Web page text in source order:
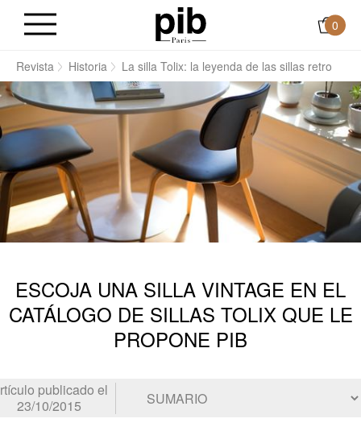
0
Revista Historia La silla Tolix: la leyenda de las sillas retro
ESCOJA UNA SILLA VINTAGE EN EL
CATÁLOGO DE SILLAS TOLIX QUE LE
PROPONE PIB
publicado el
23/10/2015